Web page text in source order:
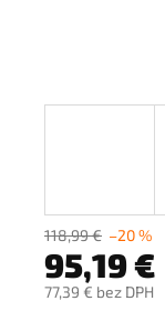
118,99 € –20 %
95,19 €
77,39 € bez DPH